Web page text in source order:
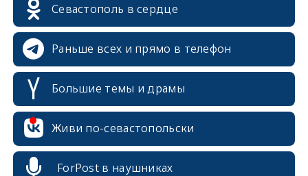
Севастополь в сердце
Раньше всех и прямо в телефон
Большие темы и драмы
Живи по-севастопольски
ForPost в наушниках